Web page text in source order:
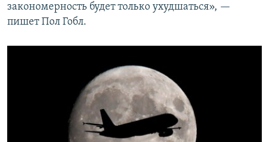
закономерность будет только ухудшаться», —
пишет Пол Гобл.